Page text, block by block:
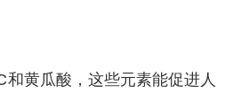
瓜酸，这些元素能促进人